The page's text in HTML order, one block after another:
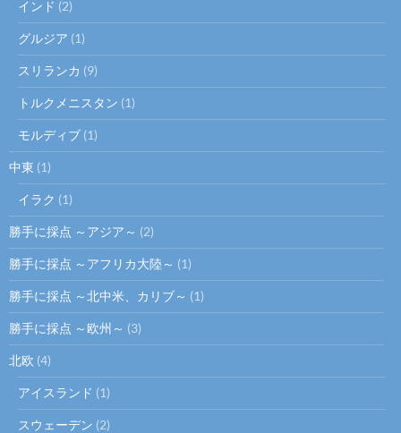
インド (2)
グルジア (1)
スリランカ (9)
トルクメニスタン (1)
モルディブ (1)
中東 (1)
イラク (1)
勝手に採点 ～アジア～ (2)
勝手に採点 ～アフリカ大陸～ (1)
勝手に採点 ～北中米、カリブ～ (1)
勝手に採点 ～欧州～ (3)
北欧 (4)
アイスランド (1)
スウェーデン (2)